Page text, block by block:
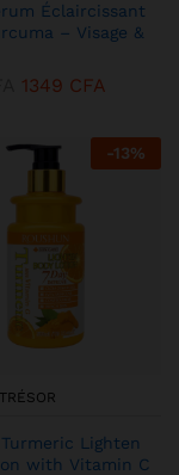
Éclaircissant
– Visage &
1349 CFA
-13%
Lighten
with Vitamin C